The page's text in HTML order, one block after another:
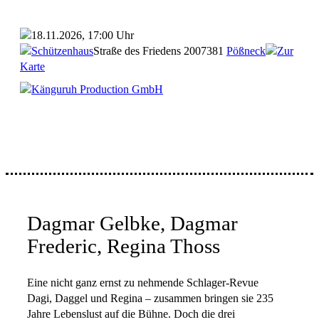
18.11.2026, 17:00 Uhr
SchützenhausStraße des Friedens 2007381 Pößneck
Zur
Karte
Känguruh Production GmbH
Dagmar Gelbke, Dagmar
Frederic, Regina Thoss
Eine nicht ganz ernst zu nehmende Schlager-Revue
Dagi, Daggel und Regina – zusammen bringen sie 235
Jahre Lebenslust auf die Bühne. Doch die drei